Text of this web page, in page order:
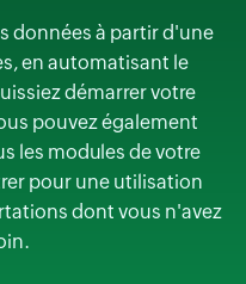
données à partir d'une
en automatisant le
démarrer votre
pouvez également
les modules de votre
pour une utilisation
dont vous n'avez